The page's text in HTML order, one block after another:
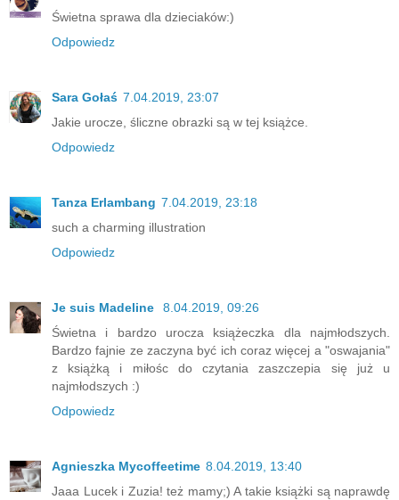
Świetna sprawa dla dzieciaków:)
Odpowiedz
Sara Gołaś 7.04.2019, 23:07
Jakie urocze, śliczne obrazki są w tej książce.
Odpowiedz
Tanza Erlambang 7.04.2019, 23:18
such a charming illustration
Odpowiedz
Je suis Madeline
8.04.2019, 09:26
Świetna i bardzo urocza książeczka dla najmłodszych.
Bardzo fajnie ze zaczyna być ich coraz więcej a "oswajania"
z książką i miłośc do czytania zaszczepia się już u
najmłodszych :)
Odpowiedz
Agnieszka Mycoffeetime 8.04.2019, 13:40
Jaaa Lucek i Zuzia! też mamy;) A takie książki są naprawdę